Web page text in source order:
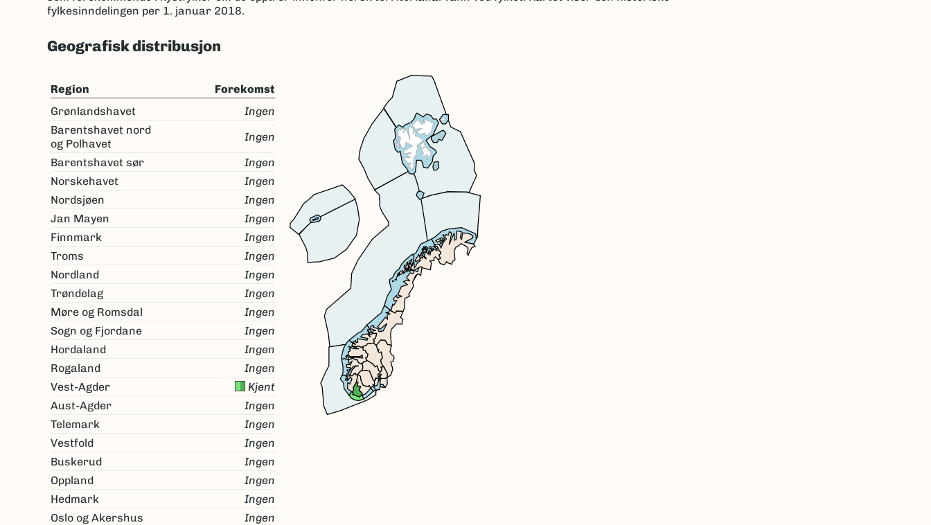
fylkesinndelingen per 1. januar 2018.
Geografisk distribusjon
Region
Forekomst
Grønlandshavet
Ingen
Barentshavet nord
og Polhavet
Ingen
Barentshavet sør
Ingen
Norskehavet
Ingen
Nordsjøen
Ingen
Jan Mayen
Ingen
Finnmark
Ingen
Troms
Ingen
Nordland
Ingen
Trøndelag
Ingen
Møre og Romsdal
Ingen
Sogn og Fjordane
Ingen
Hordaland
Ingen
Rogaland
Ingen
Vest-Agder
Kjent
Aust-Agder
Ingen
Telemark
Ingen
Vestfold
Ingen
Buskerud
Ingen
Oppland
Ingen
Hedmark
Ingen
Oslo og Akershus
Ingen